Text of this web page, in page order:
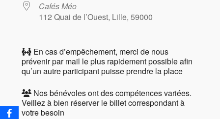
Cafés Méo
112 Quai de l’Ouest, Lille, 59000
En cas d’empêchement, merci de nous
prévenir par mail le plus rapidement possible afin
qu’un autre participant puisse prendre la place
Nos bénévoles ont des compétences variées.
Veillez à bien réserver le billet correspondant à
votre besoin